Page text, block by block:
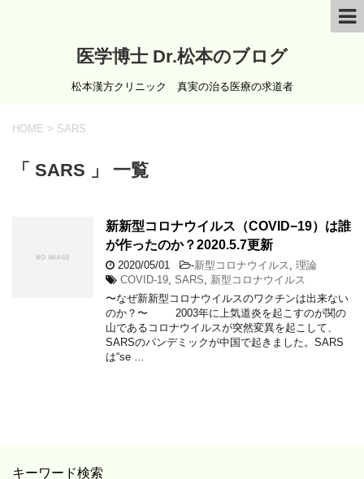
医学博士 Dr.松本のブログ
松本漢方クリニック 真実の治る医療の求道者
HOME > SARS
「 SARS 」 一覧
新新型コロナウイルス（COVID−19）は誰
が作ったのか？2020.5.7更新
2020/05/01 -新型コロナウイルス
理論
COVID-19 SARS
新型コロナウイルス
〜なぜ新新型コロナウイルスのワクチンは出来ない
のか？〜 2003年に上気道炎を起こすのが関の
山であるコロナウイルスが突然変異を起こして、
SARSのパンデミックが中国で起きました。SARS
は“se …
キーワード検索